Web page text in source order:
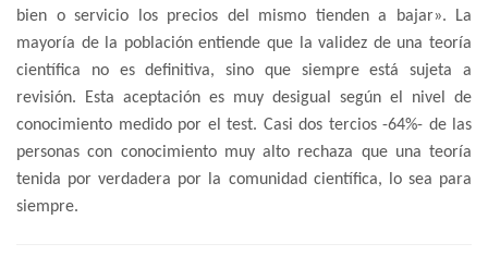
bien o servicio los precios del mismo tienden a bajar». La
mayoría de la población entiende que la validez de una teoría
científica no es definitiva, sino que siempre está sujeta a
revisión. Esta aceptación es muy desigual según el nivel de
conocimiento medido por el test. Casi dos tercios -64%- de las
personas con conocimiento muy alto rechaza que una teoría
tenida por verdadera por la comunidad científica, lo sea para
siempre.